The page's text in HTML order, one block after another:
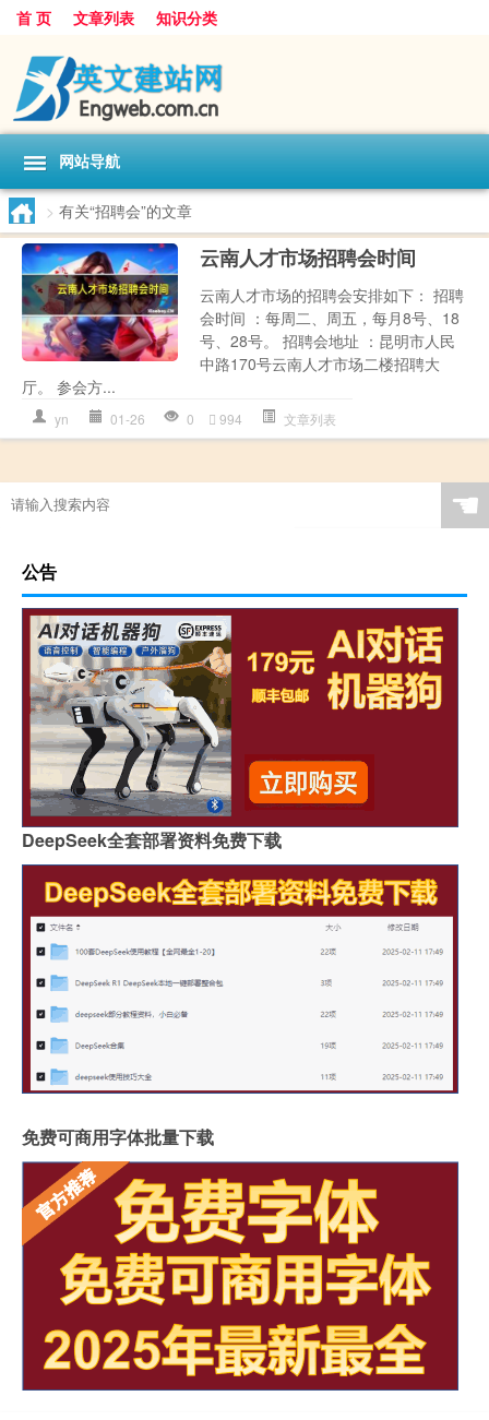
首 页 文章列表 知识分类
网站导航
> 有关“招聘会”的文章
云南人才市场招聘会时间
云南人才市场的招聘会安排如下： 招聘
会时间 ：每周二、周五，每月8号、18
号、28号。 招聘会地址 ：昆明市人民
中路170号云南人才市场二楼招聘大
厅。 参会方...
yn 01-26 0 994 文章列表
☚
公告
DeepSeek全套部署资料免费下载
免费可商用字体批量下载